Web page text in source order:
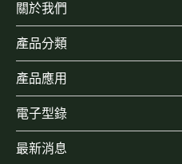
關於我們
產品分類
產品應用
電子型錄
最新消息